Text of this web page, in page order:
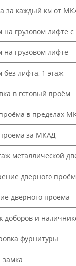
за каждый км от
на грузовом лифте с
на грузовом лифте
без лифта, 1 этаж
в готовый проём
в пределах
за МКАД
металлической
дверного
дверного проёма
доборов и
фурнитуры
замка